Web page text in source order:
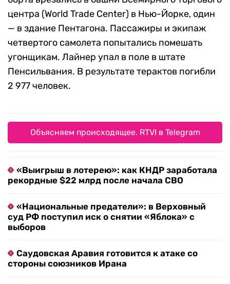
центра (World Trade Center) в Нью-Йорке, один
— в здание Пентагона. Пассажиры и экипаж
четвертого самолета попытались помешать
угонщикам. Лайнер упал в поле в штате
Пенсильвания. В результате терактов погибли
2 977 человек.
Объясняем происходящее. RTVI в Telegram
«Выигрыш в лотерею»: как КНДР заработала
рекордные $22 млрд после начала СВО
«Национальные предатели»: в Верховный
суд РФ поступил иск о снятии «Яблока» с
выборов
Саудовская Аравия готовится к атаке со
стороны союзников Ирана